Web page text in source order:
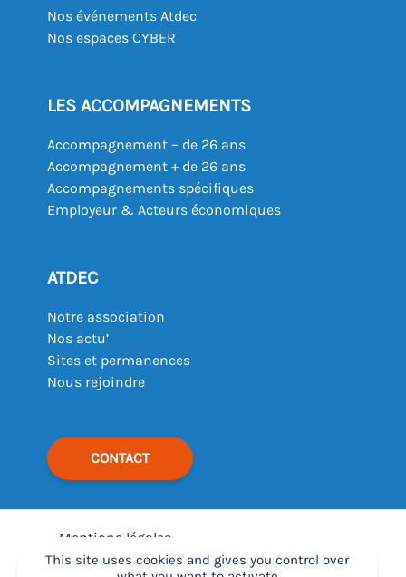
Nos événements Atdec
Nos espaces CYBER
LES ACCOMPAGNEMENTS
Accompagnement – de 26 ans
Accompagnement + de 26 ans
Accompagnements spécifiques
Employeur & Acteurs économiques
ATDEC
Notre association
Nos actu’
Sites et permanences
Nous rejoindre
CONTACT
Mentions légales
–
This site uses cookies and gives you control over